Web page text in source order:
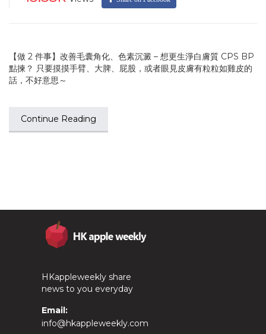
【做 2 件事】改善毛囊角化、色素沉澱 – 想更生淨白膚質 CPS BP
點揀？ 只要摸摸手臂、大脾、屁股，或者眼見皮膚有粒粒如雞皮的
話，不好意思～
Continue Reading
HKappleweekly share
news to you everyday
Email:
info@hkappleweekly.com